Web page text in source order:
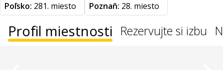
Poľsko: 281. miesto Poznaň: 28. miesto
Profil miestnosti Rezervujte si izbu